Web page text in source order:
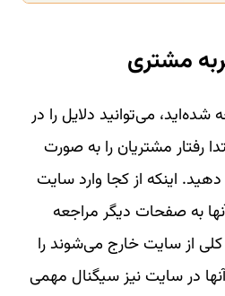
مشتری
می‌توانید دلایل را در
رفتار مشتریان را به صورت
دهید. اینکه از کجا وارد سایت
به صفحات دیگر مراجعه
از سایت خارج می‌شوند را
در سایت نیز سیگنال مهمی